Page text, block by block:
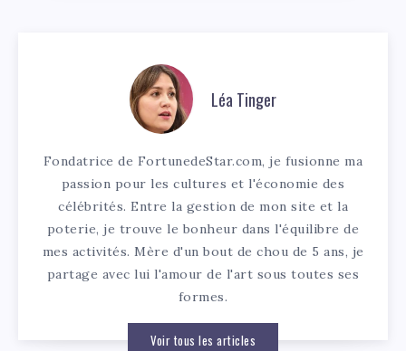
Léa Tinger
Fondatrice de FortunedeStar.com, je fusionne ma
passion pour les cultures et l'économie des
célébrités. Entre la gestion de mon site et la
poterie, je trouve le bonheur dans l'équilibre de
mes activités. Mère d'un bout de chou de 5 ans, je
partage avec lui l'amour de l'art sous toutes ses
formes.
Voir tous les articles